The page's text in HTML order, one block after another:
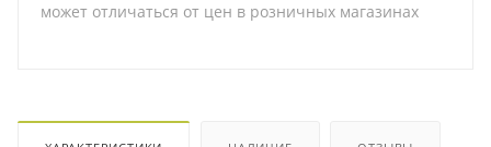
может отличаться от цен в розничных магазинах